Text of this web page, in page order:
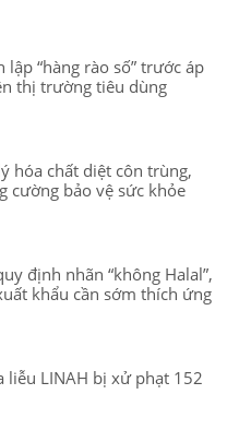
lập “hàng rào số” trước áp
thị trường tiêu dùng
hóa chất diệt côn trùng,
cường bảo vệ sức khỏe
định nhãn “không Halal”,
khẩu cần sớm thích ứng
liễu LINAH bị xử phạt 152